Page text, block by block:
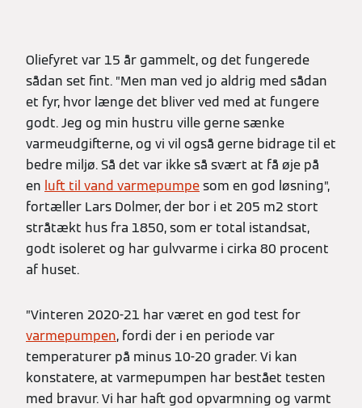
Oliefyret var 15 år gammelt, og det fungerede
sådan set fint. ”Men man ved jo aldrig med sådan
et fyr, hvor længe det bliver ved med at fungere
godt. Jeg og min hustru ville gerne sænke
varmeudgifterne, og vi vil også gerne bidrage til et
bedre miljø. Så det var ikke så svært at få øje på
en luft til vand varmepumpesom en god løsning”,
fortæller Lars Dolmer, der bor i et 205 m2 stort
stråtækt hus fra 1850, som er total istandsat,
godt isoleret og har gulvvarme i cirka 80 procent
af huset.
”Vinteren 2020-21 har været en god test for
varmepumpen, fordi der i en periode var
temperaturer på minus 10-20 grader. Vi kan
konstatere, at varmepumpen har bestået testen
med bravur. Vi har haft god opvarmning og varmt